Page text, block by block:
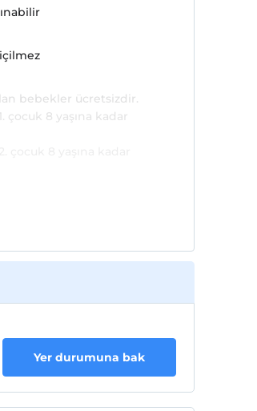
bebekler ücretsizdir.
çocuk 8 yaşına kadar
Yer durumuna bak